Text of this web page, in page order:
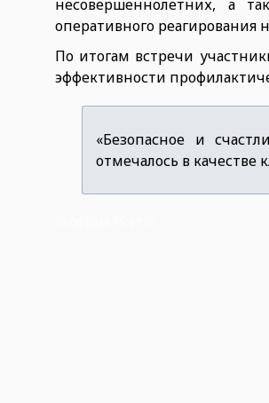
несовершеннолетних, а
оперативного реагирования
По итогам встречи
эффективности
«Безопасное и
отмечалось в качестве